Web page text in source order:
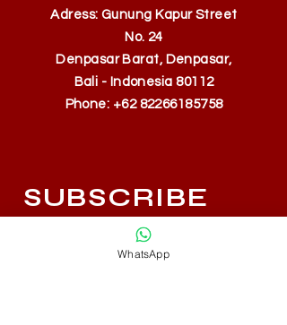
Adress: Gunung Kapur Street
No. 24
Denpasar Barat, Denpasar,
Bali - Indonesia 80112
Phone: +62 82266185758
SUBSCRIBE
Fill a glass & subscribe
Yes, subscribe me to your
WhatsApp